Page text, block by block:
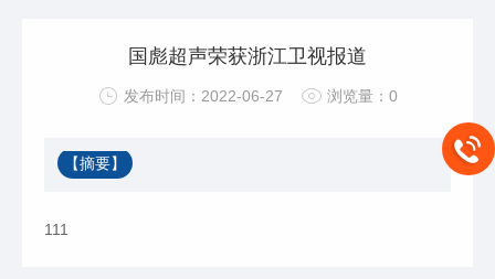
国彪超声荣获浙江卫视报道
发布时间：2022-06-27 浏览量：0
【摘要】
111